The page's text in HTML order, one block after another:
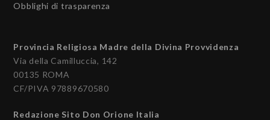
Obblighi di trasparenza
Provincia Religiosa Madre della Divina Provvidenza
Via della Camilluccia, 142
00135 ROMA
CF/PIVA 97889670580
Redazione Sito Don Orione Italia